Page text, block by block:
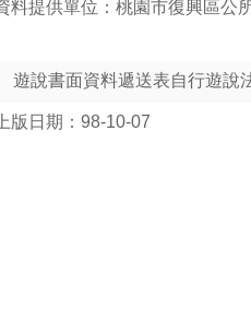
料提供單位：桃園市復興區公
遊說書面資料遞送表自行遊說
上版日期：98-10-07